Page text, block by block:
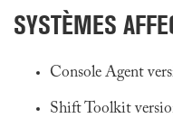
SYSTÈMES
Console Agent
Shift Toolkit